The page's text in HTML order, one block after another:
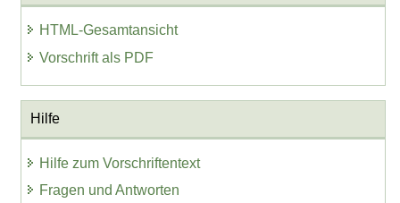
HTML-Gesamtansicht
Vorschrift als PDF
Hilfe
Hilfe zum Vorschriftentext
Fragen und Antworten